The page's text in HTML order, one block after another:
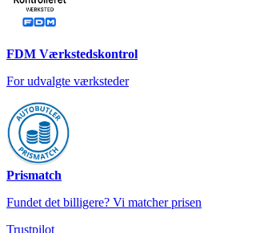
FDM Værkstedskontrol
For udvalgte værksteder
Prismatch
Fundet det billigere? Vi matcher prisen
Trustpilot